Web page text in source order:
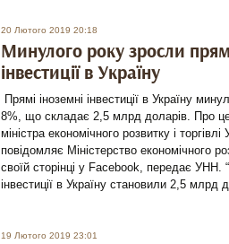
20 Лютого 2019 20:18
Минулого року зросли
інвестиції в Україну
Прямі іноземні інвестиції в Україну
8%, що складає 2,5 млрд доларів. Про
міністра економічного розвитку і
повідомляє Міністерство економічного
своїй сторінці у Facebook, передає УНН.
інвестиції в Україну становили 2,5
19 Лютого 2019 23:01